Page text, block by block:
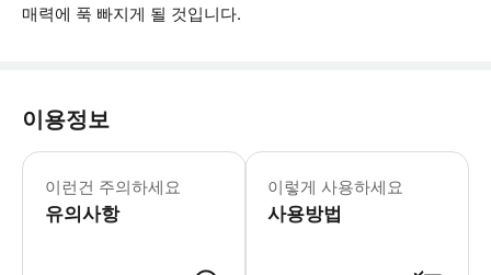
매력에 푹 빠지게 될 것입니다.
이용정보
이런건 주의하세요
유의사항
그룹에 비건, 채식주의자, 할랄 등 음
이렇게 사용하세요
사용방법